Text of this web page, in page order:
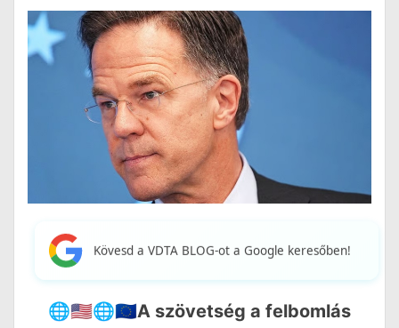
Kövesd a VDTA BLOG-ot a Google keresőben!
🌐🇺🇸🌐🇪🇺A szövetség a felbomlás